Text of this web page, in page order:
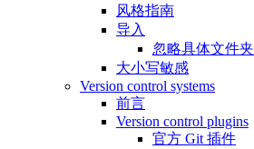
风格指南
导入
忽略具体文件夹
大小写敏感
Version control systems
前言
Version control plugins
官方 Git 插件